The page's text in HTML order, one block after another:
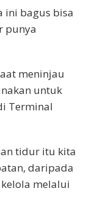
ini bagus bisa
punya
meninjau
untuk
Terminal
tidur itu kita
daripada
melalui